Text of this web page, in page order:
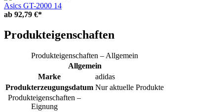
Asics GT-2000 14
ab 92,79 €*
Produkteigenschaften
Produkteigenschaften – Allgemein
Allgemein
Marke
adidas
Produkterzeugungsdatum Nur aktuelle Produkte
Produkteigenschaften –
Eignung